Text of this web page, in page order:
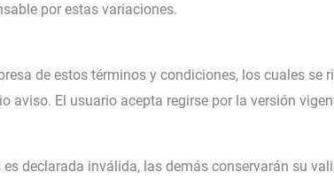
por estas variaciones.
de estos términos y condiciones, los cuales
aviso. El usuario acepta regirse por la versión
declarada inválida, las demás conservarán su